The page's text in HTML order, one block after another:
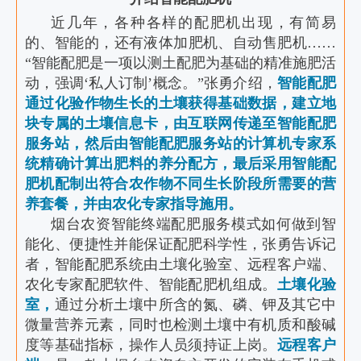
近几年，各种各样的配肥机出现，有简易
的、智能的，还有液体加肥机、自动售肥机……
“智能配肥是一项以测土配肥为基础的精准施肥活
动，强调‘私人订制’概念。”张勇介绍，智能配肥
通过化验作物生长的土壤获得基础数据，建立地
块专属的土壤信息卡，由互联网传递至智能配肥
服务站，然后由智能配肥服务站的计算机专家系
统精确计算出肥料的养分配方，最后采用智能配
肥机配制出符合农作物不同生长阶段所需要的营
养套餐，并由农化专家指导施用。
烟台农资智能终端配肥服务模式如何做到智
能化、便捷性并能保证配肥科学性，张勇告诉记
者，智能配肥系统由土壤化验室、远程客户端、
农化专家配肥软件、智能配肥机组成。 土壤化验
室， 通过分析土壤中所含的氮、磷、钾及其它中
微量营养元素，同时也检测土壤中有机质和酸碱
度等基础指标，操作人员须持证上岗。 远程客户